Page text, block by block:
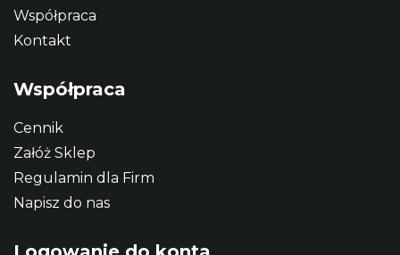
Współpraca
Kontakt
Współpraca
Cennik
Załóż Sklep
Regulamin dla Firm
Napisz do nas